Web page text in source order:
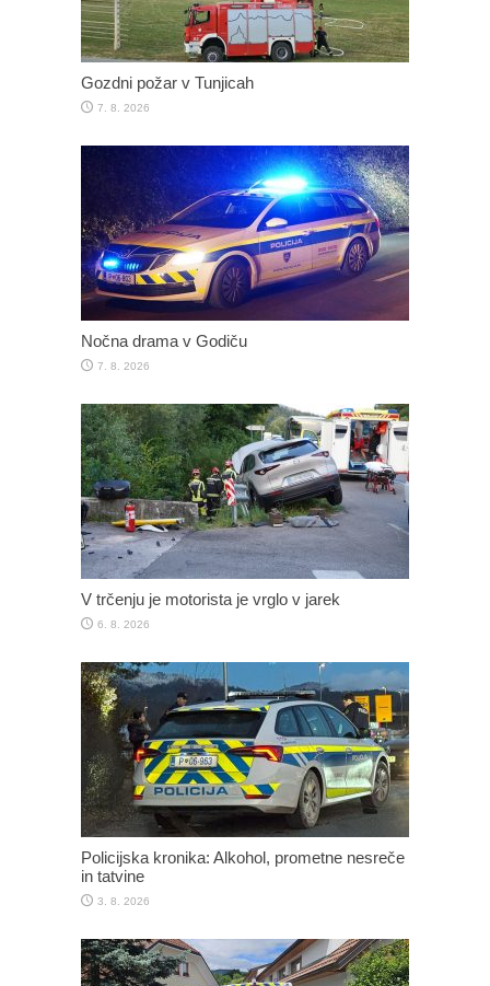
Gozdni požar v Tunjicah
7. 8. 2026
Nočna drama v Godiču
7. 8. 2026
V trčenju je motorista je vrglo v jarek
6. 8. 2026
Policijska kronika: Alkohol, prometne nesreče
in tatvine
3. 8. 2026